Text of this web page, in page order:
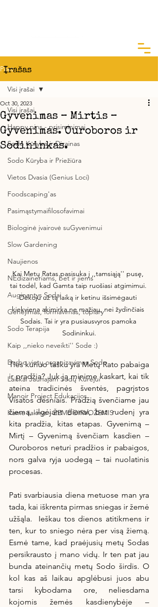
Post
Visi įrašai
Happy pins - prisiminimai
Sodo Kūryba ir Dizainas
Sodo Kūryba ir Priežiūra
Vietos Dvasia (Genius Loci)
Foodscaping'as
Pasimąstymaifilosofavimai
Biologinė įvairovė suGyvenimui
Slow Gardening
Naujienos
NEdizaineriams, bet ir jiems
Auginantys Sodai
Genėjimas, formavimas, topiary
Sodo Terapija
Kaip ,,nieko neveikti'' Sode :)
Darbo vietų organizavimas Sode
Laiškai Jaunajam Sodų Kūrėjui
Manoir Project Edukacijos
Kame šaknys - ŽEMĖ DIRVOŽEMIS
Visi įrašai
Gyvenimas – Mirtis –
Gyvenimas. Ouroboros ir
Sodininkas.
Oct 30, 2023
Kai Metų Ratas pasisuka į ,,tamsiąją'' pusę,
tai todėl, kad Gamta taip ruošiasi atgimimui.
Dėkoju už tą laiką ir ketinu išsimėgauti
kiekviena akimirka ne mažiau, nei žydinčiais
Sodais. Tai ir yra pusiausvyros pamoka
Sodininkui.
Ties kuriuo tašku yra Metų Rato pabaiga
ir pradžia? Juk ją minime kaskart, kai tik
ateina tradicinės šventės, pagrįstos
Visatos dėsniais. Pradžią švenčiame jau
žiemą, ilgėjant dienai, bet rudenį yra
kita pradžia, kitas etapas. Gyvenimą –
Mirtį – Gyvenimą švenčiam kasdien –
Ouroboros neturi pradžios ir pabaigos,
nors galva ryja uodegą – tai nuolatinis
procesas.
Pati svarbiausia diena metuose man yra
tada, kai iškrenta pirmas sniegas ir žemė
užšąla.  Ieškau tos dienos atitikmens ir
ten, kur to sniego nėra per visą žiemą.
Esmė tame, kad praėjusių metų Sodas
persikrausto į mano vidų. Ir ten pat jau
bunda ateinančių metų Sodo širdis. O
kol kas aš laikau apglėbusi juos abu
tarsi kybodama ore, neliesdama
kojomis žemės kasdienybėje –
Įrašas